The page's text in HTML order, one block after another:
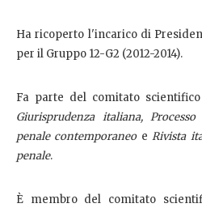
Ha ricoperto l'incarico di
per il Gruppo 12-G2 (2012-2014).
Fa parte del comitato
Giurisprudenza italiana,
penale contemporaneoeRivista
penale.
È membro del comitato